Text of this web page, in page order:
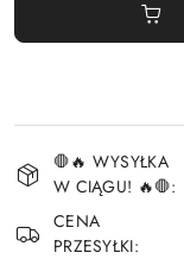
i
dostawa
🛑🔥 WYSYŁKA
W CIĄGU! 🔥🛑:
CENA
PRZESYŁKI: